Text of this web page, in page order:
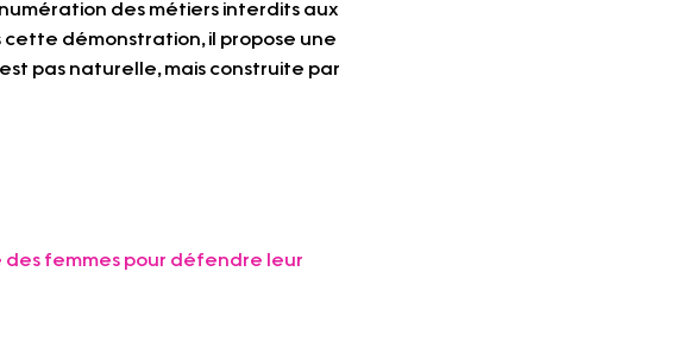
des métiers interdits aux
cette démonstration, il propose une
pas naturelle, mais construite par
des femmes pour défendre leur